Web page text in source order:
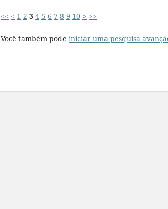
<< < 1 2 3 4 5 6 7 8 9 10 > >>
Você também pode iniciar uma pesquisa